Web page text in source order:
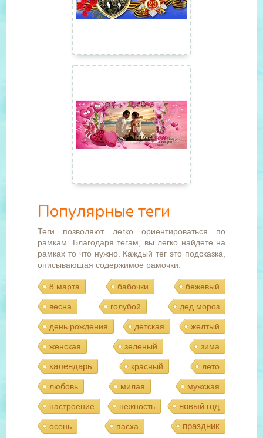
Популярные теги
Теги позволяют легко ориентироваться по
рамкам. Благодаря тегам, вы легко найдете на
рамках то что нужно. Каждый тег это подсказка,
описывающая содержимое рамочки.
8 марта бабочки бежевый
весна голубой дед мороз
день рождения детская желтый
женская зеленый зима
календарь красный лето
любовь милая мужская
настроение нежность новый год
осень пасха праздник